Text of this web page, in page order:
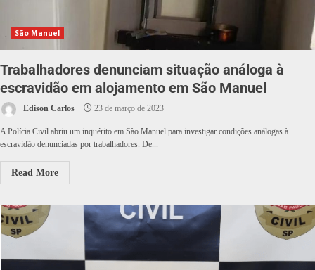
São Manuel
Trabalhadores denunciam situação análoga à
escravidão em alojamento em São Manuel
Edison Carlos 23 de março de 2023
A Polícia Civil abriu um inquérito em São Manuel para investigar condições análogas à
escravidão denunciadas por trabalhadores. De...
Read More